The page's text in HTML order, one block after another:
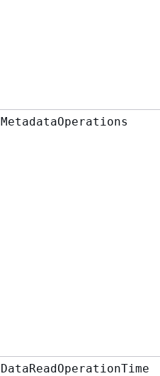
MetadataOperations
DataReadOperationTime